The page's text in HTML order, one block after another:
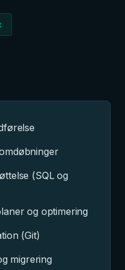
(SQL og
og optimering
(Git)
migrering